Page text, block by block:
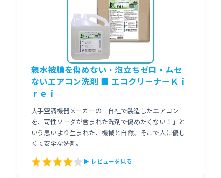
親水被膜を傷めない・泡立ちゼロ・ムセ
ないエアコン洗剤 ■ エコクリーナーＫｉ
ｒｅｉ
大手空調機器メーカーの「自社で製造したエアコン
を、苛性ソーダが含まれた洗剤で傷めたくない！」と
いう思いより生まれた、機械と自然、そこで人に優し
くて安全な洗剤。
▶ レビューを見る